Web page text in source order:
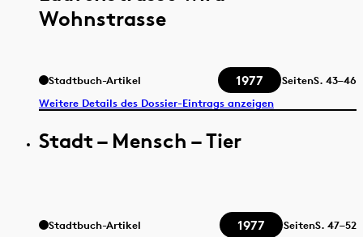
Wohnstrasse
Stadtbuch-Artikel 1977 SeitenS. 43–46
Weitere Details des Dossier-Eintrags anzeigen
Stadt – Mensch – Tier
Stadtbuch-Artikel 1977 SeitenS. 47–52